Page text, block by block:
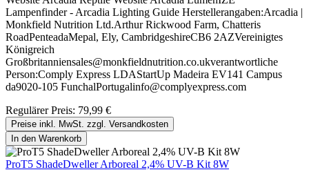
Lampenfinder - Arcadia Lighting Guide Herstellerangaben:Arcadia |
Monkfield Nutrition Ltd.Arthur Rickwood Farm, Chatteris
RoadPenteadaMepal, Ely, CambridgeshireCB6 2AZVereinigtes
Königreich
Großbritanniensales@monkfieldnutrition.co.ukverantwortliche
Person:Comply Express LDAStartUp Madeira EV141 Campus
da9020-105 FunchalPortugalinfo@complyexpress.com
Regulärer Preis: 79,99 €
Preise inkl. MwSt. zzgl. Versandkosten
In den Warenkorb
ProT5 ShadeDweller Arboreal 2,4% UV-B Kit 8W